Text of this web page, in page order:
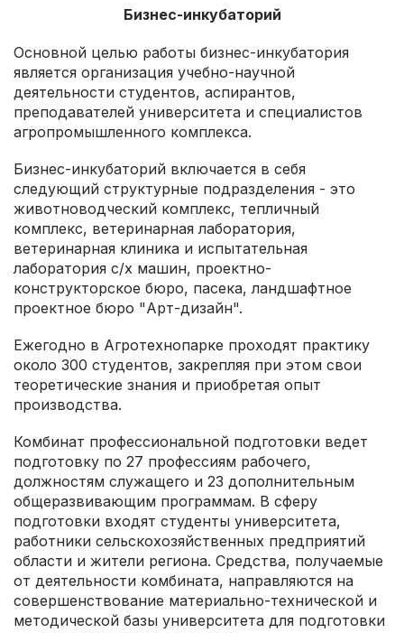
Бизнес-инкубаторий
Основной целью работы бизнес-инкубатория
является организация учебно-научной
деятельности студентов, аспирантов,
преподавателей университета и специалистов
агропромышленного комплекса.
Бизнес-инкубаторий включается в себя
следующий структурные подразделения - это
животноводческий комплекс, тепличный
комплекс, ветеринарная лаборатория,
ветеринарная клиника и испытательная
лаборатория с/х машин, проектно-
конструкторское бюро, пасека, ландшафтное
проектное бюро "Арт-дизайн".
Ежегодно в Агротехнопарке проходят практику
около 300 студентов, закрепляя при этом свои
теоретические знания и приобретая опыт
производства.
Комбинат профессиональной подготовки ведет
подготовку по 27 профессиям рабочего,
должностям служащего и 23 дополнительным
общеразвивающим программам. В сферу
подготовки входят студенты университета,
работники сельскохозяйственных предприятий
области и жители региона. Средства, получаемые
от деятельности комбината, направляются на
совершенствование материально-технической и
методической базы университета для подготовки